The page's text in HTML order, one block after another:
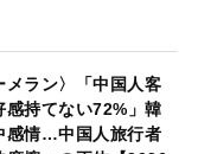
メラン〉「中国人客
感持てない72%」韓
感情…中国人旅行者